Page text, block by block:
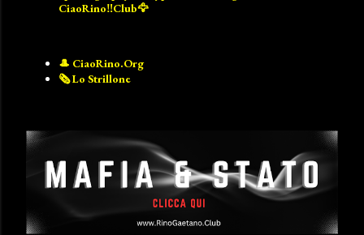
CiaoRino‼️Club🦅
🎩 CiaoRino.Org
🗞️ Lo Strillone